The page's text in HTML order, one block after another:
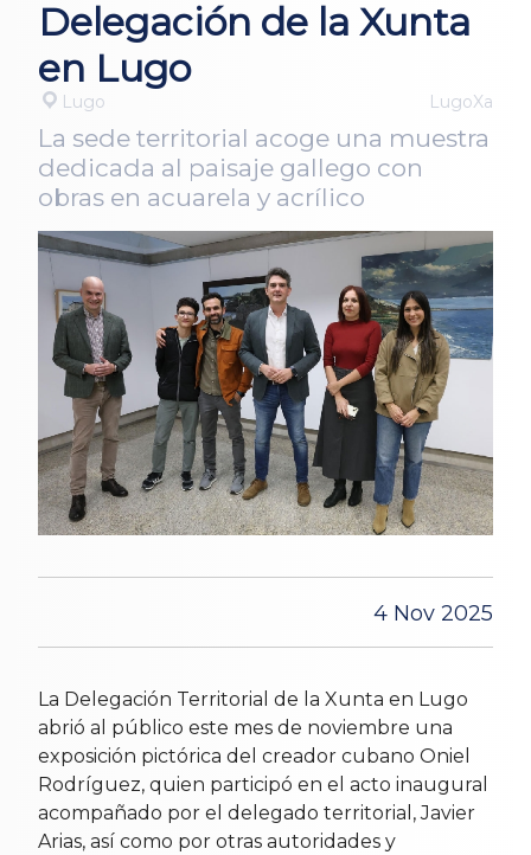
Delegación de la Xunta
en Lugo
Lugo LugoXa
La sede territorial acoge una muestra
dedicada al paisaje gallego con
obras en acuarela y acrílico
4 Nov 2025
La Delegación Territorial de la Xunta en Lugo
abrió al público este mes de noviembre una
exposición pictórica del creador cubano Oniel
Rodríguez, quien participó en el acto inaugural
acompañado por el delegado territorial, Javier
Arias, así como por otras autoridades y